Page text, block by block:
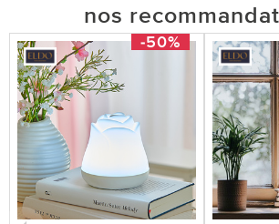
nos
-50%